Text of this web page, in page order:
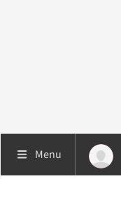
Menu